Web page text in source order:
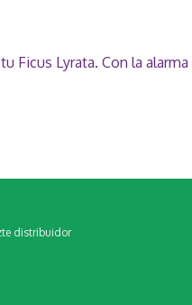
Ficus Lyrata. Con la
distribuidor